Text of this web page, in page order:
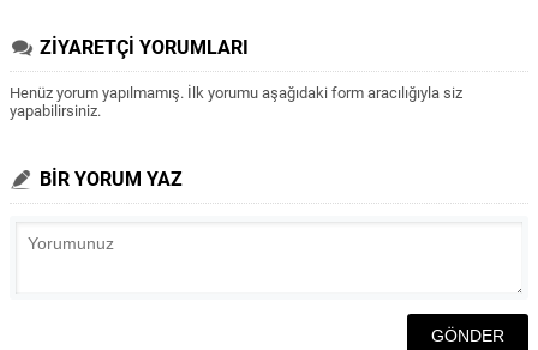
ZİYARETÇİ YORUMLARI
Henüz yorum yapılmamış. İlk yorumu aşağıdaki form aracılığıyla siz
yapabilirsiniz.
BİR YORUM YAZ